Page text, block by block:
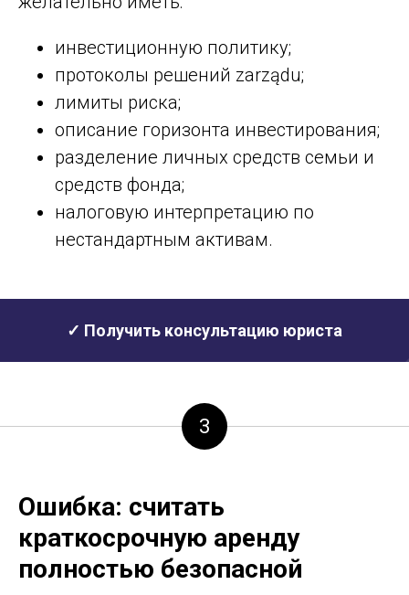
инвестиционную политику;
протоколы решений zarządu;
лимиты риска;
описание горизонта инвестирования;
разделение личных средств семьи и
средств фонда;
налоговую интерпретацию по
нестандартным активам.
✓ Получить консультацию юриста
3
Ошибка: считать
краткосрочную аренду
полностью безопасной